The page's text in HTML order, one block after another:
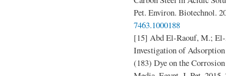
Pet. Environ. Biotechnol.
7463.1000188
[15] Abd El-Raouf, M.;
Investigation of
(183) Dye on the